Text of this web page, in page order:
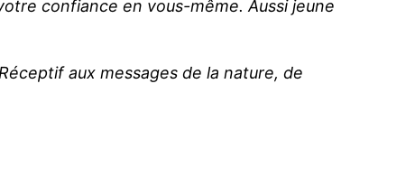
confiance en vous-même.Aussi jeune
Réceptif aux messages de la nature, de